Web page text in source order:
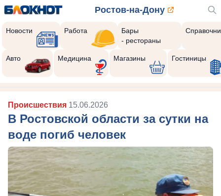
Ростов-на-Дону
Новости Работа
Бары
- рестораны
Авто Медицина Магазины Гостиницы
Происшествия 15.06.2026
В Ростовской области за сутки на
воде погиб человек